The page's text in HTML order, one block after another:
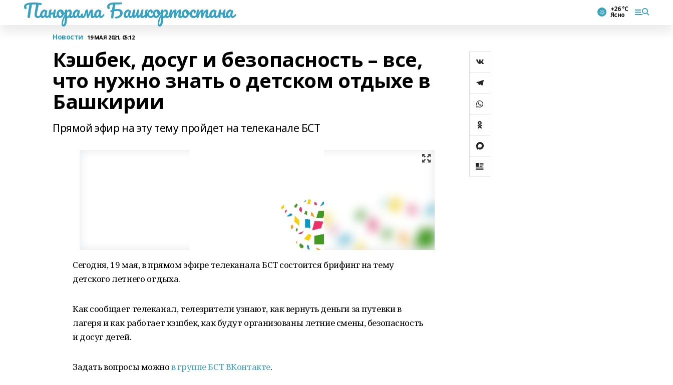
Панорама Башкортостана +26 °С
Ясно
Новости 19 МАЯ 2021, 05:12
Кэшбек, досуг и безопасность – все,
что нужно знать о детском отдыхе в
Башкирии
Прямой эфир на эту тему пройдет на телеканале БСТ
Сегодня, 19 мая, в прямом эфире телеканала БСТ состоится брифинг на тему
детского летнего отдыха.
Как сообщает телеканал, телезрители узнают, как вернуть деньги за путевки в
лагеря и как работает кэшбек, как будут организованы летние смены, безопасность
и досуг детей.
Задать вопросы можнов группе БСТ ВКонтакте.